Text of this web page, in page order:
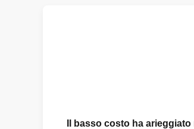
Il basso costo ha